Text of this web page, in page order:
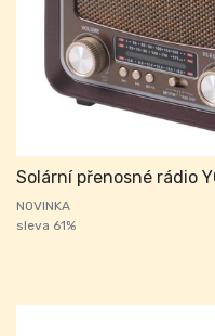
Solární přenosné rádio
NOVINKA
sleva 61%